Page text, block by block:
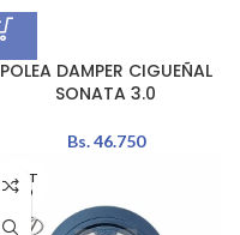
POLEA DAMPER CIGUEÑAL
SONATA 3.0
Bs.46.750
AGOT
ADO